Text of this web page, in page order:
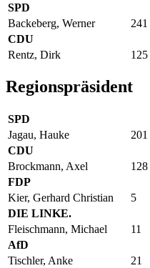
SPD
Backeberg, Werner
241
CDU
Rentz, Dirk
125
Regionspräsident
SPD
Jagau, Hauke
201
CDU
Brockmann, Axel
128
FDP
Kier, Gerhard Christian
5
DIE LINKE.
Fleischmann, Michael
11
AfD
Tischler, Anke
21